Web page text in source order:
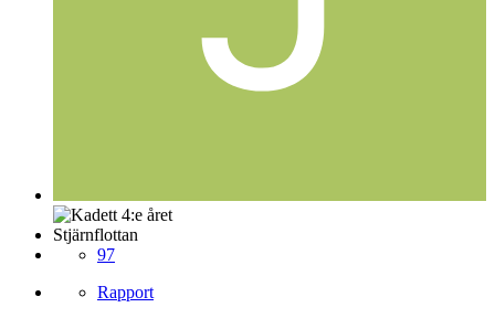
Stjärnflottan
97
Rapport